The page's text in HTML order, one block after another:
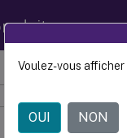
Ce contenu a
Voulez-vous
OUI NON